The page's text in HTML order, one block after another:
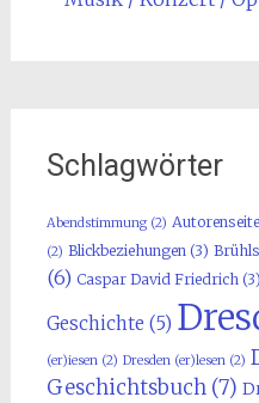
Schlagwörter
Abendstimmung(2) Autorenseite
(2) Blickbeziehungen(3)
(6) Caspar David Friedrich(3)
Geschichte (5)
(er)iesen(2) Dresden (er)lesen(2)
Geschichtsbuch(7)